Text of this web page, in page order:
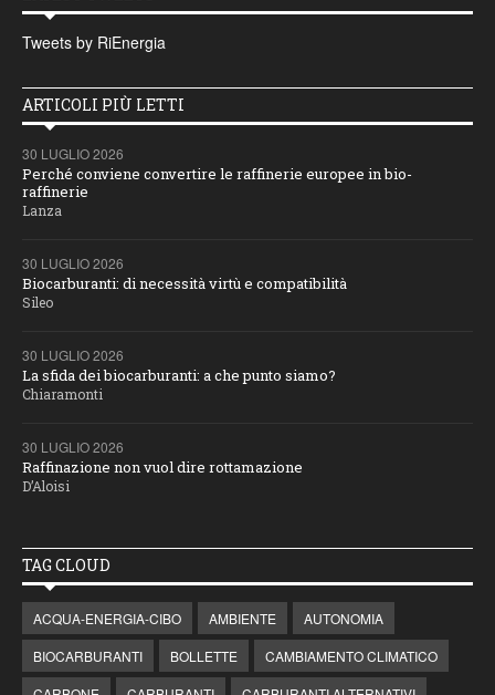
Tweets by RiEnergia
ARTICOLI PIÙ LETTI
30 LUGLIO 2026
Perché conviene convertire le raffinerie europee in bio-
raffinerie
Lanza
30 LUGLIO 2026
Biocarburanti: di necessità virtù e compatibilità
Sileo
30 LUGLIO 2026
La sfida dei biocarburanti: a che punto siamo?
Chiaramonti
30 LUGLIO 2026
Raffinazione non vuol dire rottamazione
D’Aloisi
TAG CLOUD
ACQUA-ENERGIA-CIBO AMBIENTE
AUTONOMIA
BIOCARBURANTI
BOLLETTE
CAMBIAMENTO CLIMATICO